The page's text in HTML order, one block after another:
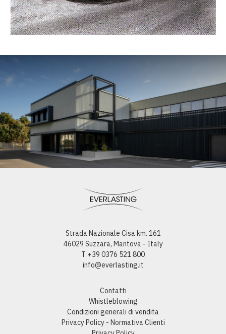
Strada Nazionale Cisa km. 161
46029 Suzzara, Mantova - Italy
T +39 0376 521 800
info@everlasting.it
Contatti
Whistleblowing
Condizioni generali di vendita
Privacy Policy - Normativa Clienti